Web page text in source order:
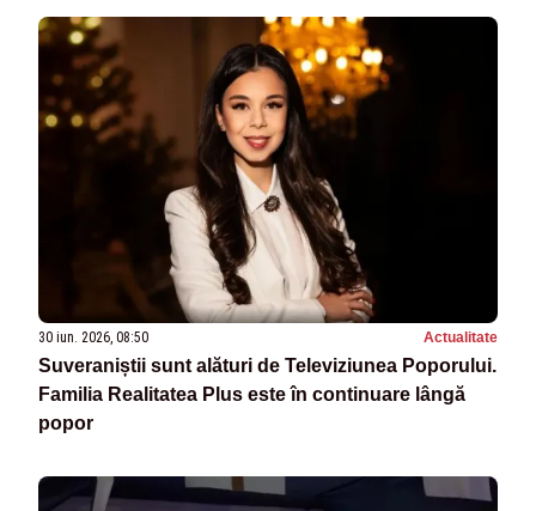
30 iun. 2026, 08:50 Actualitate
Suveraniștii sunt alături de Televiziunea Poporului.
Familia Realitatea Plus este în continuare lângă
popor